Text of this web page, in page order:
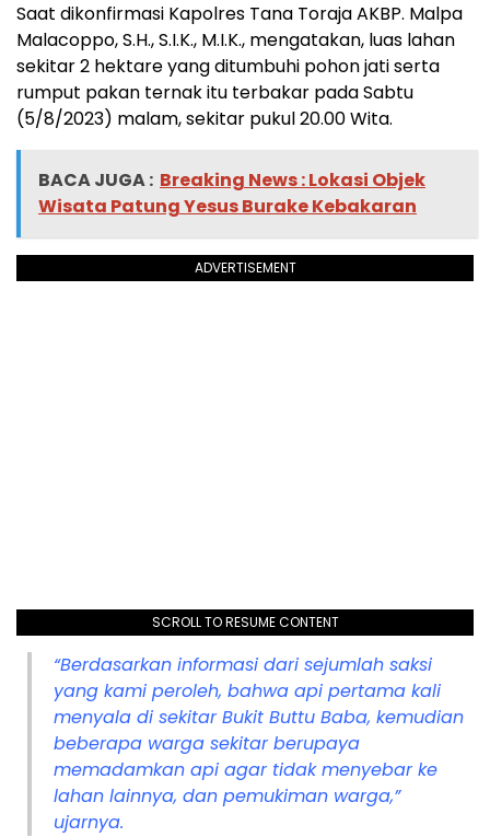
Saat dikonfirmasi Kapolres Tana Toraja AKBP. Malpa
Malacoppo, S.H., S.I.K., M.I.K., mengatakan, luas lahan
sekitar 2 hektare yang ditumbuhi pohon jati serta
rumput pakan ternak itu terbakar pada Sabtu
(5/8/2023) malam, sekitar pukul 20.00 Wita.
BACA JUGA : Breaking News : Lokasi Objek
Wisata Patung Yesus Burake Kebakaran
ADVERTISEMENT
SCROLL TO RESUME CONTENT
“Berdasarkan informasi dari sejumlah saksi
yang kami peroleh, bahwa api pertama kali
menyala di sekitar Bukit Buttu Baba, kemudian
beberapa warga sekitar berupaya
memadamkan api agar tidak menyebar ke
lahan lainnya, dan pemukiman warga,”
ujarnya.